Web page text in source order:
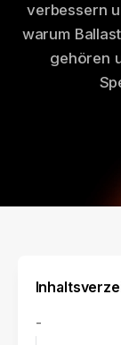
verbessern
warum
gehören
-